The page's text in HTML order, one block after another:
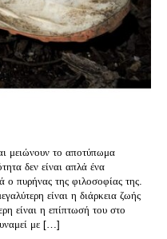
μειώνουν το αποτύπωμα
δεν είναι απλά ένα
ο πυρήνας της φιλοσοφίας της.
είναι η διάρκεια ζωής
είναι η επίπτωσή του στο
με […]